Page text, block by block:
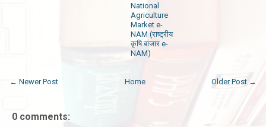
National
Agriculture
Market e-
NAM (राष्ट्रीय
कृषि बाजार e-
NAM)
← Newer Post Older Post →
Home
0 comments: